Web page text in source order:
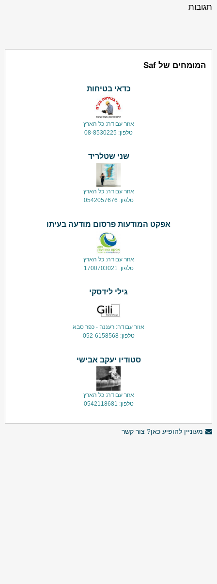
תגובות
המומחים של Saf
כדאי בטיחות
אזור עבודה: כל הארץ
טלפון: 08-8530225
שני שטלריד
אזור עבודה: כל הארץ
טלפון: 0542057676
אפקט המודעות פרסום מודעה בעיתו
אזור עבודה: כל הארץ
טלפון: 1700703021
גילי לידסקי
אזור עבודה: רעננה - כפר סבא
טלפון: 052-6158568
סטודיו יעקב אבישי
אזור עבודה: כל הארץ
טלפון: 0542118681
מעוניין להופיע כאן? צור קשר